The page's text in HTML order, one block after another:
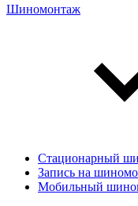
Шиномонтаж
Стационарный
Запись на
Мобильный